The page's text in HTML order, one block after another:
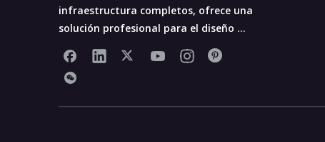
infraestructura completos, ofrece una
solución profesional para el diseño ...